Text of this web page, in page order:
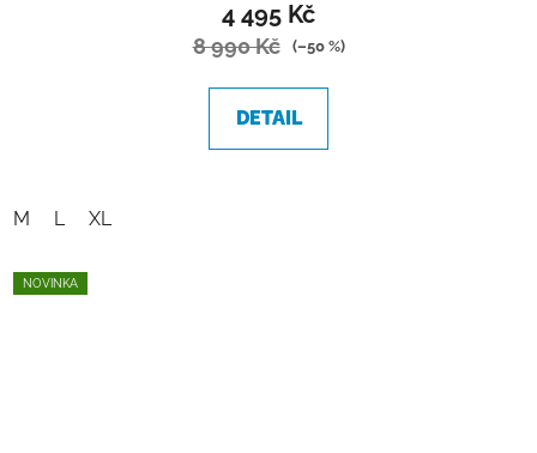
4 495 Kč
8 990 Kč (–50 %)
DETAIL
M L XL
NOVINKA